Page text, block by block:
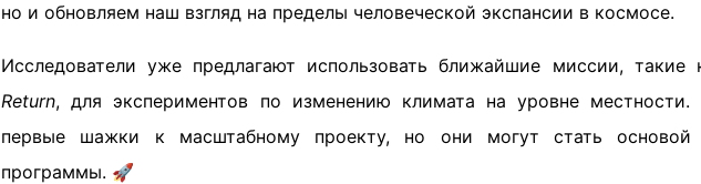
но и обновляем наш взгляд на пределы человеческой экспансии в космосе.
Исследователи уже предлагают использовать ближайшие миссии, такие
Return, для экспериментов по изменению климата на уровне
первые шажки к масштабному проекту, но они могут стать основой
программы. 🚀